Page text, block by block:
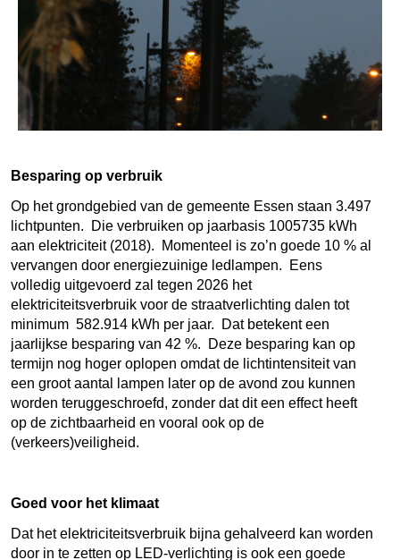
Besparing op verbruik
Op het grondgebied van de gemeente Essen staan 3.497
lichtpunten. Die verbruiken op jaarbasis 1005735 kWh
aan elektriciteit (2018). Momenteel is zo’n goede 10 % al
vervangen door energiezuinige ledlampen. Eens
volledig uitgevoerd zal tegen 2026 het
elektriciteitsverbruik voor de straatverlichting dalen tot
minimum 582.914 kWh per jaar. Dat betekent een
jaarlijkse besparing van 42 %. Deze besparing kan op
termijn nog hoger oplopen omdat de lichtintensiteit van
een groot aantal lampen later op de avond zou kunnen
worden teruggeschroefd, zonder dat dit een effect heeft
op de zichtbaarheid en vooral ook op de
(verkeers)veiligheid.
Goed voor het klimaat
Dat het elektriciteitsverbruik bijna gehalveerd kan worden
door in te zetten op LED-verlichting is ook een goede